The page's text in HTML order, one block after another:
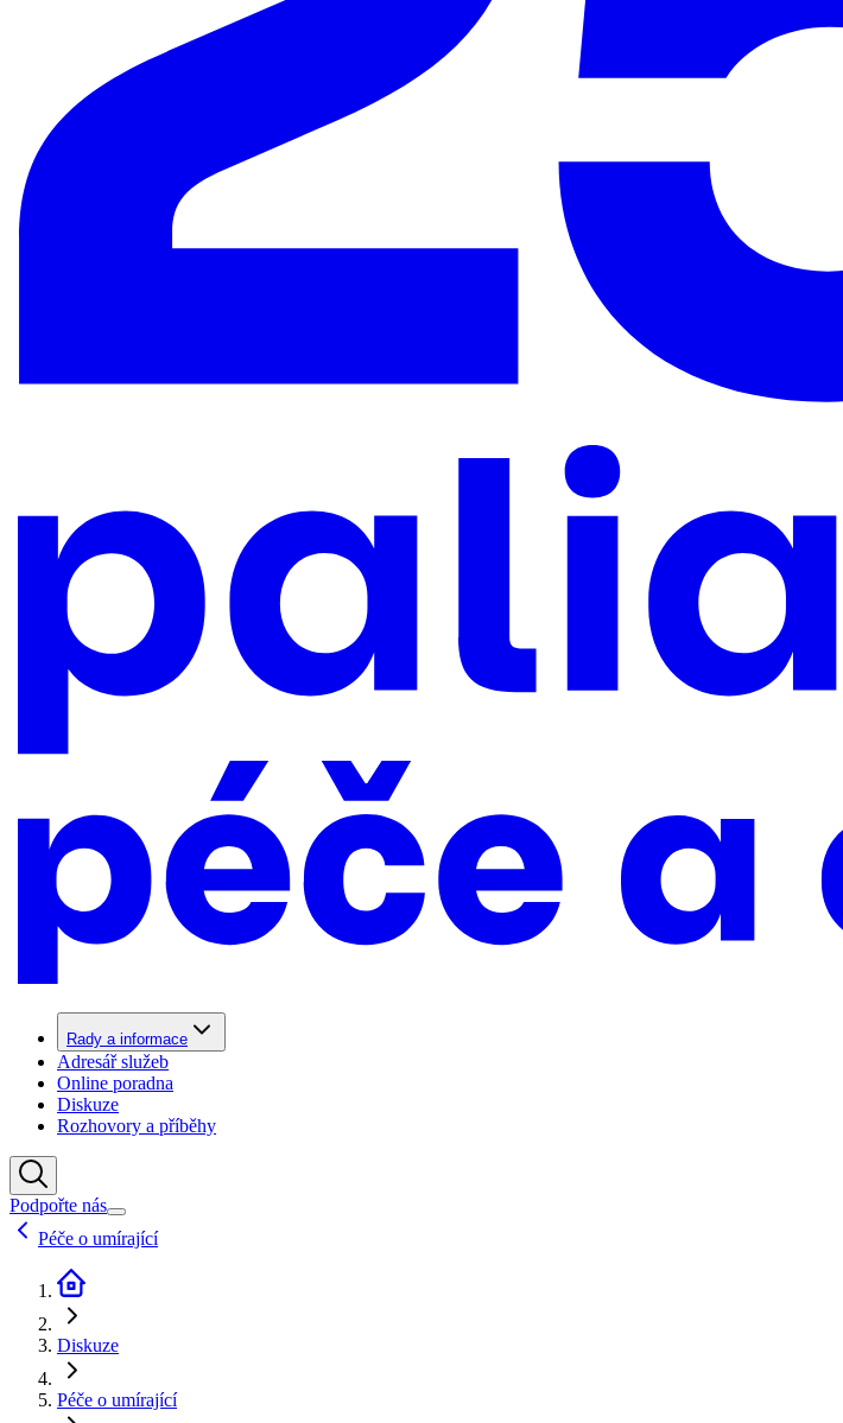
Rady a informace
Adresář služeb
Online poradna
Diskuze
Rozhovory a příběhy
Podpořte nás
Péče o umírající
Diskuze
Péče o umírající